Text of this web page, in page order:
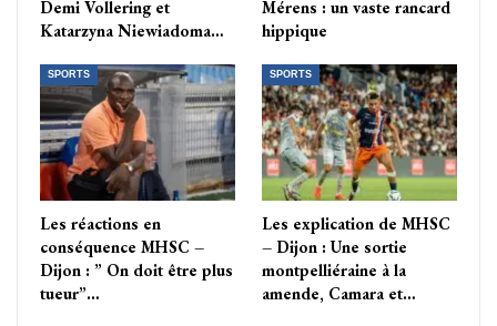
Demi Vollering et
Katarzyna Niewiadoma…
Mérens : un vaste rancard
hippique
SPORTS
Les réactions en
conséquence MHSC –
Dijon : ” On doit être plus
tueur”…
SPORTS
Les explication de MHSC
– Dijon : Une sortie
montpelliéraine à la
amende, Camara et…